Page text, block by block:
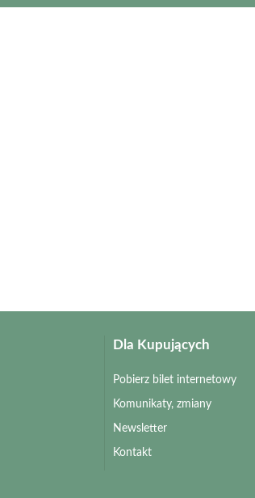
Dla Kupujących
Pobierz bilet internetowy
Komunikaty, zmiany
Newsletter
Kontakt